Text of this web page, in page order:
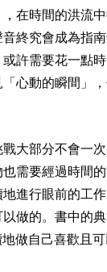
在時間的洪流
終究會成為指
許需要花一點
心動的瞬間」
大部分不會一
需要經過時間
進行眼前的工
做的。書中的
做自己喜歡且可